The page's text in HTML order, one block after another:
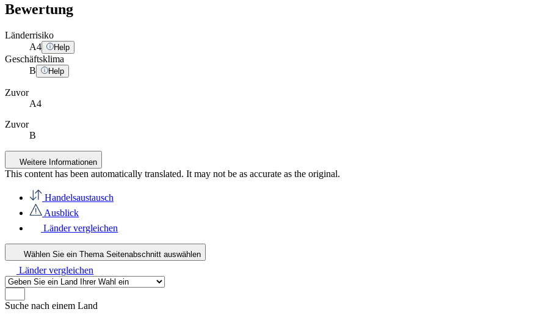
Bewertung
Länderrisiko
A4 Help
Geschäftsklima
B
Help
Zuvor
A4
Zuvor
B
Weitere Informationen
This content has been automatically translated. It may not be as accurate as the original.
Handelsaustausch
Ausblick
Länder vergleichen
Wählen Sie ein Thema Seitenabschnitt auswählen
Länder vergleichen
Suche nach einem Land